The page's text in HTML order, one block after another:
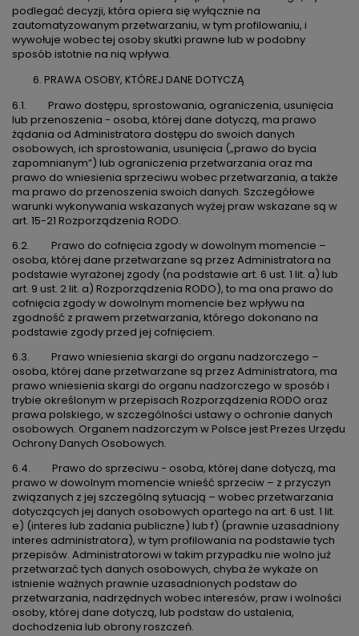
podlegać decyzji, która opiera się wyłącznie na
zautomatyzowanym przetwarzaniu, w tym profilowaniu, i
wywołuje wobec tej osoby skutki prawne lub w podobny
sposób istotnie na nią wpływa.
PRAWA OSOBY, KTÓREJ DANE DOTYCZĄ
6.1. Prawo dostępu, sprostowania, ograniczenia, usunięcia
lub przenoszenia - osoba, której dane dotyczą, ma prawo
żądania od Administratora dostępu do swoich danych
osobowych, ich sprostowania, usunięcia („prawo do bycia
zapomnianym”) lub ograniczenia przetwarzania oraz ma
prawo do wniesienia sprzeciwu wobec przetwarzania, a także
ma prawo do przenoszenia swoich danych. Szczegółowe
warunki wykonywania wskazanych wyżej praw wskazane są w
art. 15-21 Rozporządzenia RODO.
6.2. Prawo do cofnięcia zgody w dowolnym momencie –
osoba, której dane przetwarzane są przez Administratora na
podstawie wyrażonej zgody (na podstawie art. 6 ust. 1 lit. a) lub
art. 9 ust. 2 lit. a) Rozporządzenia RODO), to ma ona prawo do
cofnięcia zgody w dowolnym momencie bez wpływu na
zgodność z prawem przetwarzania, którego dokonano na
podstawie zgody przed jej cofnięciem.
6.3. Prawo wniesienia skargi do organu nadzorczego –
osoba, której dane przetwarzane są przez Administratora, ma
prawo wniesienia skargi do organu nadzorczego w sposób i
trybie określonym w przepisach Rozporządzenia RODO oraz
prawa polskiego, w szczególności ustawy o ochronie danych
osobowych. Organem nadzorczym w Polsce jest Prezes Urzędu
Ochrony Danych Osobowych.
6.4. Prawo do sprzeciwu - osoba, której dane dotyczą, ma
prawo w dowolnym momencie wnieść sprzeciw – z przyczyn
związanych z jej szczególną sytuacją – wobec przetwarzania
dotyczących jej danych osobowych opartego na art. 6 ust. 1 lit.
e) (interes lub zadania publiczne) lub f) (prawnie uzasadniony
interes administratora), w tym profilowania na podstawie tych
przepisów. Administratorowi w takim przypadku nie wolno już
przetwarzać tych danych osobowych, chyba że wykaże on
istnienie ważnych prawnie uzasadnionych podstaw do
przetwarzania, nadrzędnych wobec interesów, praw i wolności
osoby, której dane dotyczą, lub podstaw do ustalenia,
dochodzenia lub obrony roszczeń.